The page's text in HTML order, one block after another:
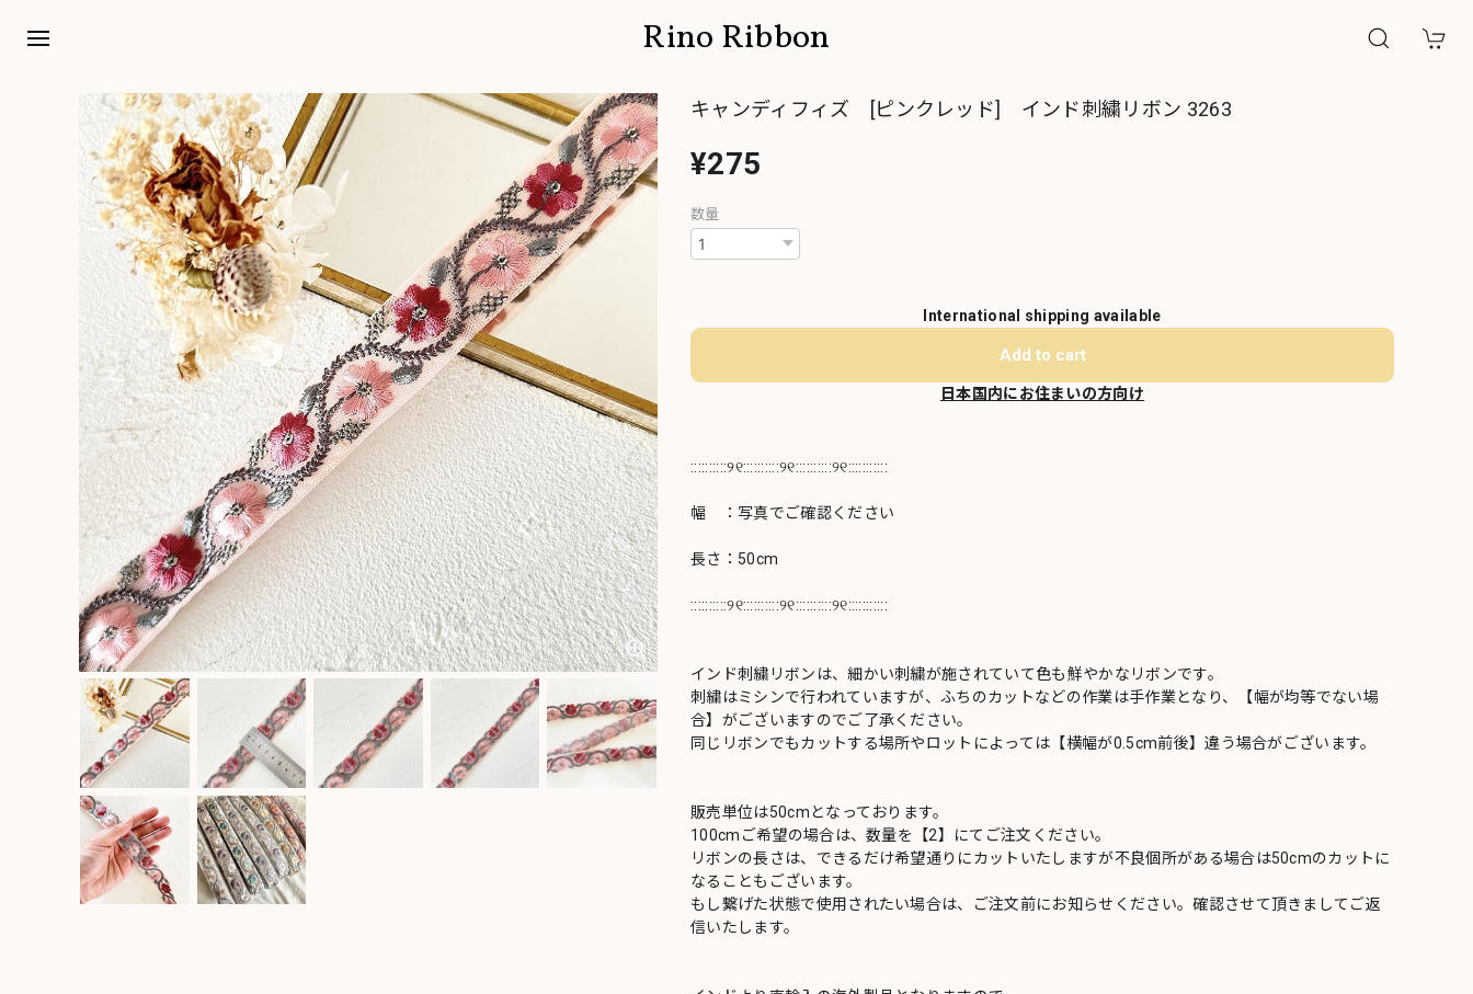
Rino Ribbon
キャンディフィズ [ピンクレッド] インド刺繍リボン 3263
¥275
数量
International shipping available
Add to cart
日本国内にお住まいの方向け
::::::::::୨୧::::::::::୨୧::::::::::୨୧:::::::::::
幅 ：写真でご確認ください
長さ：50cm
::::::::::୨୧::::::::::୨୧::::::::::୨୧:::::::::::
インド刺繍リボンは、細かい刺繍が施されていて色も鮮やかなリボンです。
刺繍はミシンで行われていますが、ふちのカットなどの作業は手作業となり、【幅が均等でない場
合】がございますのでご了承ください。
同じリボンでもカットする場所やロットによっては【横幅が0.5cm前後】違う場合がございます。
販売単位は50cmとなっております。
100cmご希望の場合は、数量を【2】にてご注文ください。
リボンの長さは、できるだけ希望通りにカットいたしますが不良個所がある場合は50cmのカットに
なることもございます。
もし繋げた状態で使用されたい場合は、ご注文前にお知らせください。確認させて頂きましてご返
信いたします。